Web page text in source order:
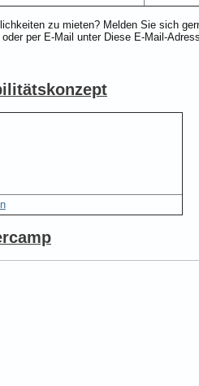
zu mieten? Melden Sie sich
per E-Mail unter Diese E-Mail-